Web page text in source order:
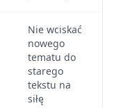
Nie wciskać
nowego
tematu do
starego
tekstu na
siłę